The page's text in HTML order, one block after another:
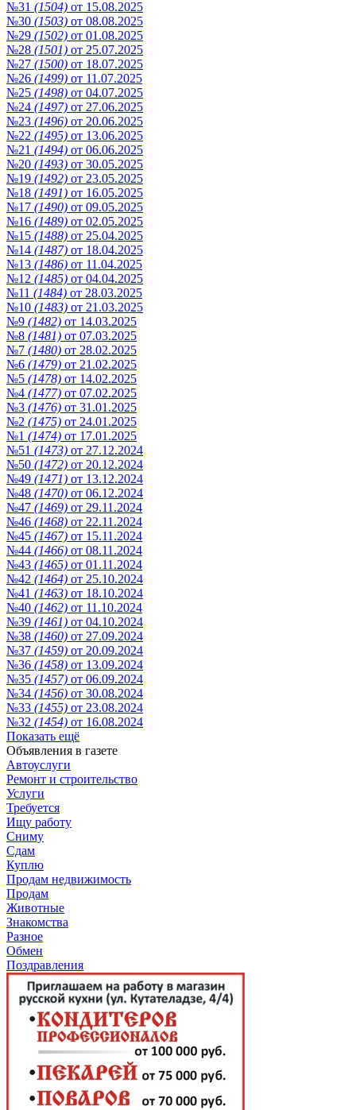
№31 (1504) от 15.08.2025
№30 (1503) от 08.08.2025
№29 (1502) от 01.08.2025
№28 (1501) от 25.07.2025
№27 (1500) от 18.07.2025
№26 (1499) от 11.07.2025
№25 (1498) от 04.07.2025
№24 (1497) от 27.06.2025
№23 (1496) от 20.06.2025
№22 (1495) от 13.06.2025
№21 (1494) от 06.06.2025
№20 (1493) от 30.05.2025
№19 (1492) от 23.05.2025
№18 (1491) от 16.05.2025
№17 (1490) от 09.05.2025
№16 (1489) от 02.05.2025
№15 (1488) от 25.04.2025
№14 (1487) от 18.04.2025
№13 (1486) от 11.04.2025
№12 (1485) от 04.04.2025
№11 (1484) от 28.03.2025
№10 (1483) от 21.03.2025
№9 (1482) от 14.03.2025
№8 (1481) от 07.03.2025
№7 (1480) от 28.02.2025
№6 (1479) от 21.02.2025
№5 (1478) от 14.02.2025
№4 (1477) от 07.02.2025
№3 (1476) от 31.01.2025
№2 (1475) от 24.01.2025
№1 (1474) от 17.01.2025
№51 (1473) от 27.12.2024
№50 (1472) от 20.12.2024
№49 (1471) от 13.12.2024
№48 (1470) от 06.12.2024
№47 (1469) от 29.11.2024
№46 (1468) от 22.11.2024
№45 (1467) от 15.11.2024
№44 (1466) от 08.11.2024
№43 (1465) от 01.11.2024
№42 (1464) от 25.10.2024
№41 (1463) от 18.10.2024
№40 (1462) от 11.10.2024
№39 (1461) от 04.10.2024
№38 (1460) от 27.09.2024
№37 (1459) от 20.09.2024
№36 (1458) от 13.09.2024
№35 (1457) от 06.09.2024
№34 (1456) от 30.08.2024
№33 (1455) от 23.08.2024
№32 (1454) от 16.08.2024
Показать ещё
Объявления в газете
Автоуслуги
Ремонт и строительство
Услуги
Требуется
Ищу работу
Сниму
Сдам
Куплю
Продам недвижимость
Продам
Животные
Знакомства
Разное
Обмен
Поздравления